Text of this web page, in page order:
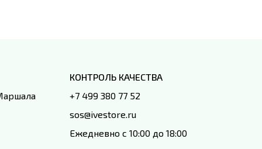
КОНТРОЛЬ КАЧЕСТВА
+7 499 380 77 52
sos@ivestore.ru
Ежедневно с 10:00 до 18:00